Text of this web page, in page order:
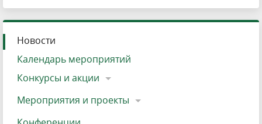
Новости
Календарь мероприятий
Конкурсы и акции
Мероприятия и проекты